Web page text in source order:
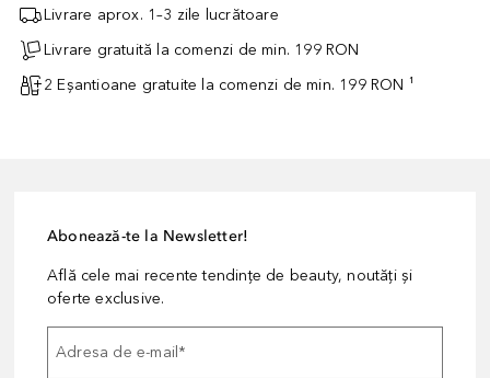
Livrare aprox. 1–3 zile lucrătoare
Livrare gratuită la comenzi de min. 199 RON
2 Eșantioane gratuite la comenzi de min. 199 RON ¹
Abonează-te la Newsletter!
Află cele mai recente tendințe de beauty, noutăți și
oferte exclusive.
Adresa de e-mail*